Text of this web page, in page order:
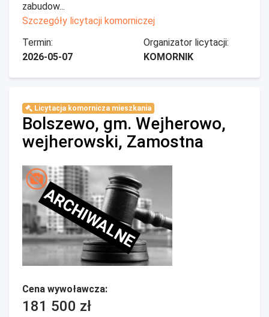
zabudow...
Szczegóły licytacji komorniczej
Termin:
2026-05-07
Organizator licytacji:
KOMORNIK
Licytacja komornicza mieszkania
Bolszewo, gm. Wejherowo,
wejherowski, Zamostna
ARCHIWALNE
Cena wywoławcza:
181 500 zł